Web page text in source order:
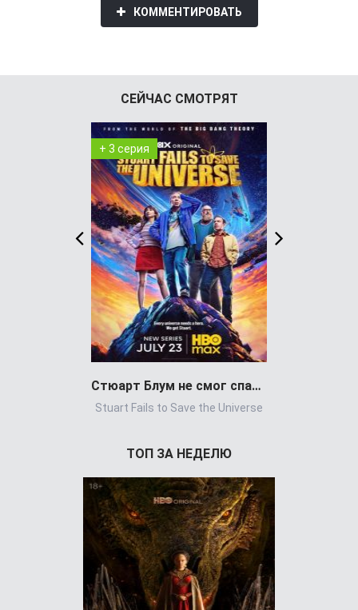
КОММЕНТИРОВАТЬ
СЕЙЧАС СМОТРЯТ
+ 3 серия
Стюарт Блум не смог спасти вселенную
Stuart Fails to Save the Universe
ТОП ЗА НЕДЕЛЮ